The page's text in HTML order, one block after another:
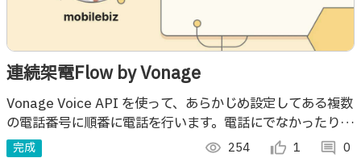
連続架電Flow by Vonage
Vonage Voice API を使って、あらかじめ設定してある複数
の電話番号に順番に電話を行います。電話にでなかったり、
対応ができない場合は次の人に架電をしていきます。
完成 visibility 254 thumb_up_alt 1 comment 0